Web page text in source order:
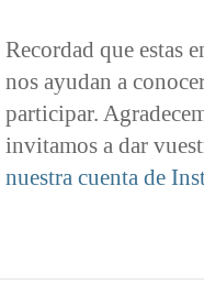
Recordad que estas
nos ayudan a
participar.
invitamos a dar
nuestra cuenta de